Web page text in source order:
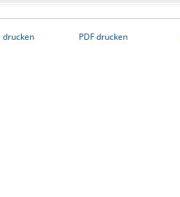
drucken PDF drucken